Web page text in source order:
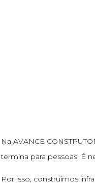
Na AVANCE
termina para pessoas. É
Por isso, construímos